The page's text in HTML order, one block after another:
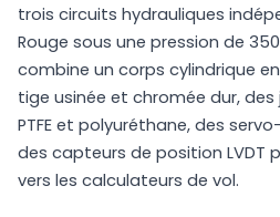
trois circuits hydrauliques
Rouge sous une pression de
combine un corps cylindrique
tige usinée et chromée dur,
PTFE et polyuréthane, des
des capteurs de position LVDT
vers les calculateurs de vol.